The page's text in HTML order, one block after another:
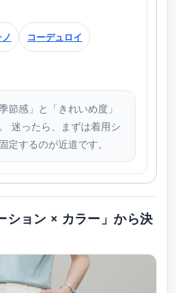
コーデュロイ
節感」と「きれいめ度」
迷ったら、まずは着用シ
定するのが近道です。
ション × カラー」から決